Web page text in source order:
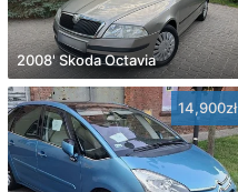
2008' Skoda Octavia
14,900zł